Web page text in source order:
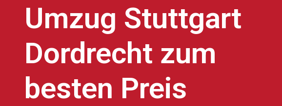
Umzug Stuttgart
Dordrecht zum
besten Preis